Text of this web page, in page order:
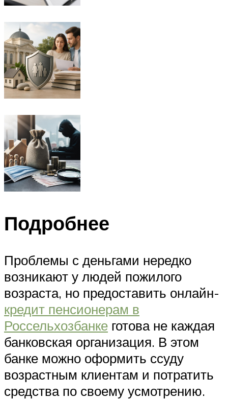
Подробнее
Проблемы с деньгами нередко
возникают у людей пожилого
возраста, но предоставить онлайн-
кредит пенсионерам в
Россельхозбанке готова не каждая
банковская организация. В этом
банке можно оформить ссуду
возрастным клиентам и потратить
средства по своему усмотрению.